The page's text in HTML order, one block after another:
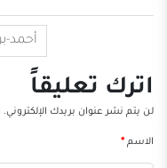
أحمد-
اترك تعليقاً
لن يتم نشر عنوان بريدك الإلكتروني.
الاسم*